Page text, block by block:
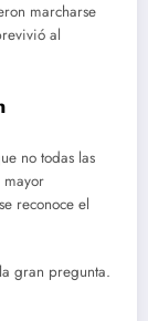
marcharse
al
no todas las
mayor
reconoce el
gran pregunta.